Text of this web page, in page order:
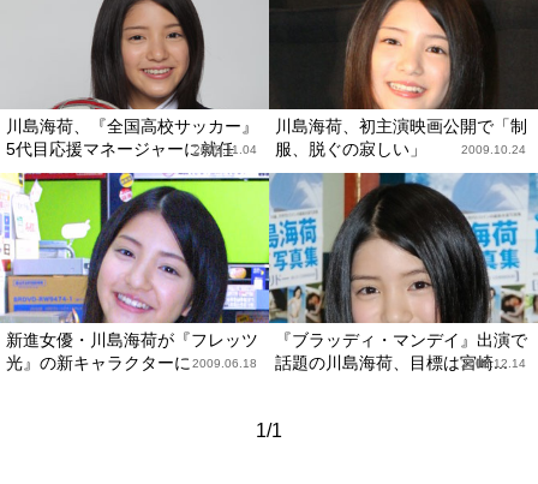
川島海荷、『全国高校サッカー』
5代目応援マネージャーに就任
2009.11.04
川島海荷、初主演映画公開で「制
服、脱ぐの寂しい」
2009.10.24
新進女優・川島海荷が『フレッツ
光』の新キャラクターに 2009.06.18
『ブラッディ・マンデイ』出演で
話題の川島海荷、目標は宮崎...
2008.12.14
1/1